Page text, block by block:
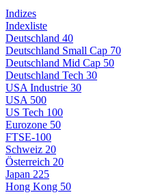
Indizes
Indexliste
Deutschland 40
Deutschland Small Cap 70
Deutschland Mid Cap 50
Deutschland Tech 30
USA Industrie 30
USA 500
US Tech 100
Eurozone 50
FTSE-100
Schweiz 20
Österreich 20
Japan 225
Hong Kong 50